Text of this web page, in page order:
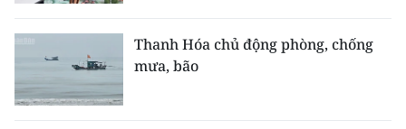
Thanh Hóa chủ động phòng, chống
mưa, bão